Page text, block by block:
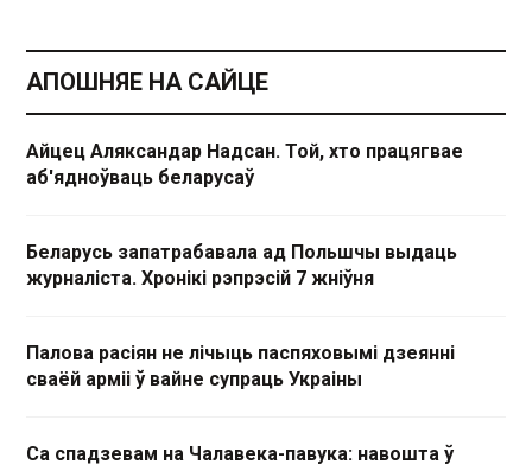
АПОШНЯЕ НА САЙЦЕ
Айцец Аляксандар Надсан. Той, хто працягвае
аб'ядноўваць беларусаў
Беларусь запатрабавала ад Польшчы выдаць
журналіста. Хронікі рэпрэсій 7 жніўня
Палова расіян не лічыць паспяховымі дзеянні
сваёй арміі ў вайне супраць Украіны
Са спадзевам на Чалавека-павука: навошта ў